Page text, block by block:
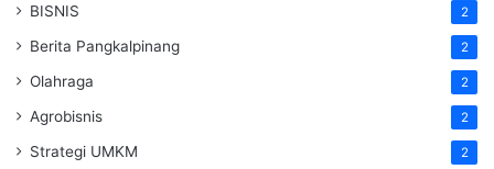
BISNIS 2
Berita Pangkalpinang 2
Olahraga 2
Agrobisnis 2
Strategi UMKM 2